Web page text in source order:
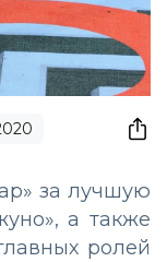
за лучшую
а также
ролей